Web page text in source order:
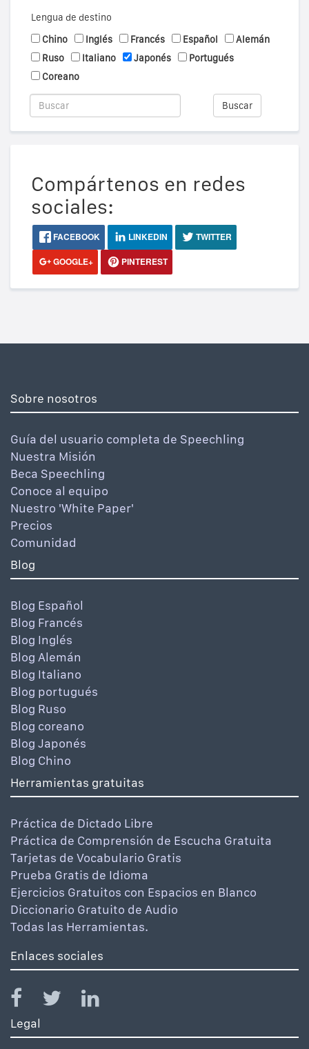
Lengua de destino
Chino
Inglés Francés Español
Alemán
Ruso
Italiano Japonés
Portugués
Coreano
Buscar
Compártenos en redes
sociales:
FACEBOOK LINKEDIN
TWITTER
GOOGLE+
PINTEREST
Sobre nosotros
Guía del usuario completa de Speechling
Nuestra Misión
Beca Speechling
Conoce al equipo
Nuestro 'White Paper'
Precios
Comunidad
Blog
Blog Español
Blog Francés
Blog Inglés
Blog Alemán
Blog Italiano
Blog portugués
Blog Ruso
Blog coreano
Blog Japonés
Blog Chino
Herramientas gratuitas
Práctica de Dictado Libre
Práctica de Comprensión de Escucha Gratuita
Tarjetas de Vocabulario Gratis
Prueba Gratis de Idioma
Ejercicios Gratuitos con Espacios en Blanco
Diccionario Gratuito de Audio
Todas las Herramientas.
Enlaces sociales
Legal